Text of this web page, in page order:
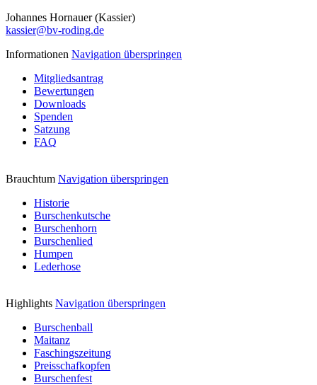
Johannes Hornauer (Kassier)
kassier@bv-roding.de
Informationen Navigation überspringen
Mitgliedsantrag
Bewertungen
Downloads
Spenden
Satzung
FAQ
Brauchtum Navigation überspringen
Historie
Burschenkutsche
Burschenhorn
Burschenlied
Humpen
Lederhose
Highlights Navigation überspringen
Burschenball
Maitanz
Faschingszeitung
Preisschafkopfen
Burschenfest